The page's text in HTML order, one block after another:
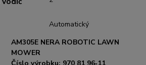
Automatický
AM305E NERA ROBOTIC LAWN
MOWER